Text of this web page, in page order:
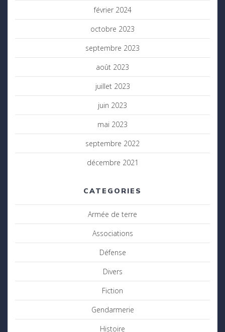
février 2024
octobre 2023
septembre 2023
août 2023
juillet 2023
juin 2023
mai 2023
septembre 2022
décembre 2021
CATEGORIES
Armée de terre
Associations
Défense
Divers
Fiction
Gendarmerie
Histoire